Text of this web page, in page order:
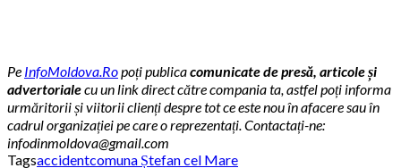
Pe InfoMoldova.Ropoți publicacomunicate de presă, articole și
advertorialecu un link direct către compania ta, astfel poți informa
urmăritorii și viitorii clienți despre tot ce este nou în afacere sau în
cadrul organizației pe care o reprezentați. Contactați-ne:
infodinmoldova@gmail.com
Tagsaccidentcomuna Ștefan cel Mare